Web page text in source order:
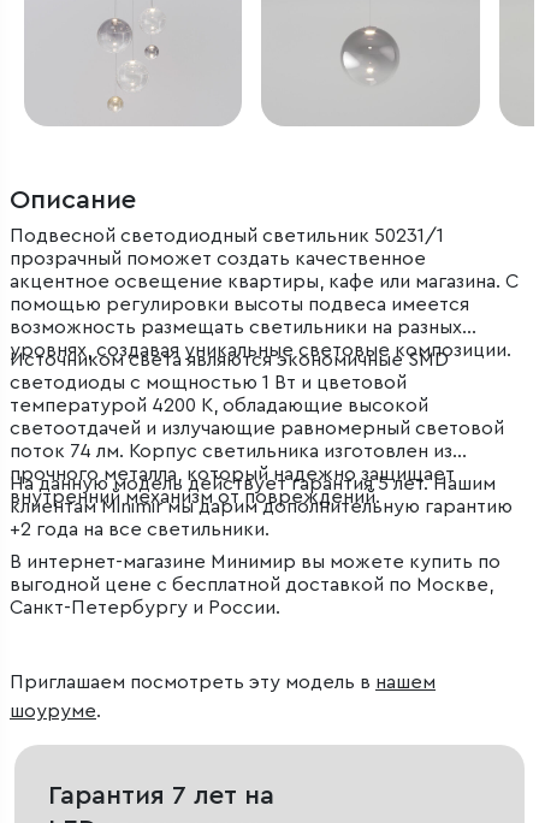
Описание
Подвесной светодиодный светильник 50231/1
прозрачный поможет создать качественное
акцентное освещение квартиры, кафе или магазина. С
помощью регулировки высоты подвеса имеется
возможность размещать светильники на разных
уровнях, создавая уникальные световые композиции.
Источником света являются экономичные SMD
светодиоды с мощностью 1 Вт и цветовой
температурой 4200 К, обладающие высокой
светоотдачей и излучающие равномерный световой
поток 74 лм. Корпус светильника изготовлен из
прочного металла, который надежно защищает
внутренний механизм от повреждений.
На данную модель действует гарантия 5 лет. Нашим
клиентам Minimir мы дарим дополнительную гарантию
+2 года на все светильники.
В интернет-магазине Минимир вы можете купить по
выгодной цене с бесплатной доставкой по Москве,
Санкт-Петербургу и России.
Приглашаем посмотреть эту модель в нашем
шоуруме.
Гарантия 7 лет на